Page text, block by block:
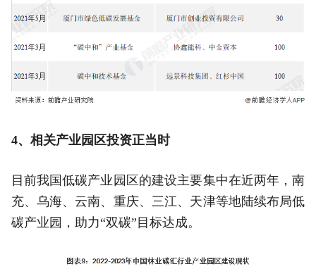
4、相关产业园区投资正当时
目前我国低碳产业园区的建设主要集中在近两年，南
充、乌海、云南、重庆、三江、天津等地陆续布局低
碳产业园，助力“双碳”目标达成。